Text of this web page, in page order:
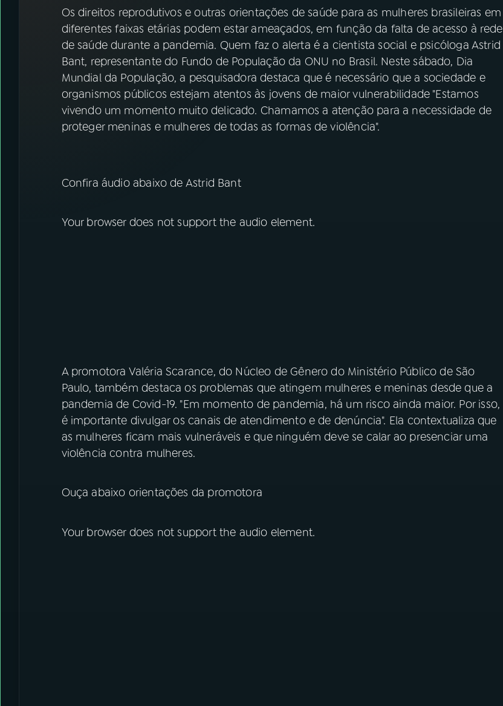
Os direitos reprodutivos e outras orientações de saúde para as mulheres brasileiras em
diferentes faixas etárias podem estar ameaçados, em função da falta de acesso à rede
de saúde durante a pandemia. Quem faz o alerta é a cientista social e psicóloga Astrid
Bant, representante do Fundo de População da ONU no Brasil. Neste sábado, Dia
Mundial da População, a pesquisadora destaca que é necessário que a sociedade e
organismos públicos estejam atentos às jovens de maior vulnerabilidade "Estamos
vivendo um momento muito delicado. Chamamos a atenção para a necessidade de
proteger meninas e mulheres de todas as formas de violência".
Confira áudio abaixo de Astrid Bant
Your browser does not support the audio element.
A promotora Valéria Scarance, do Núcleo de Gênero do Ministério Público de São
Paulo, também destaca os problemas que atingem mulheres e meninas desde que a
pandemia de Covid-19. "Em momento de pandemia, há um risco ainda maior. Por isso,
é importante divulgar os canais de atendimento e de denúncia". Ela contextualiza que
as mulheres ficam mais vulneráveis e que ninguém deve se calar ao presenciar uma
violência contra mulheres.
Ouça abaixo orientações da promotora
Your browser does not support the audio element.